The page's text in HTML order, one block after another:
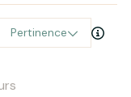
Pertinence